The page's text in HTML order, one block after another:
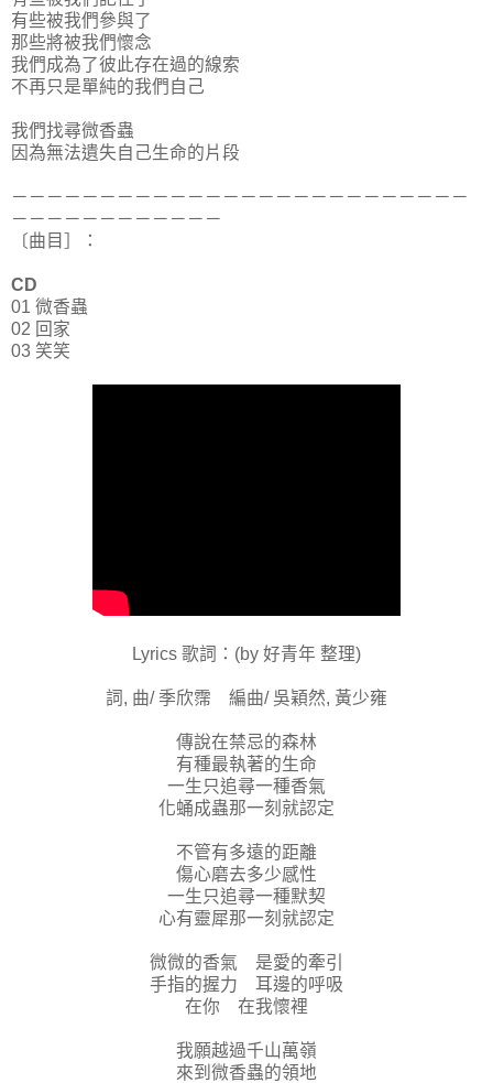
有些被我們參與了
那些將被我們懷念
我們成為了彼此存在過的線索
不再只是單純的我們自己
我們找尋微香蟲
因為無法遺失自己生命的片段
－－－－－－－－－－－－－－－－－－－－－－－－－－
－－－－－－－－－－－－
〔曲目］：
CD
01 微香蟲
02 回家
03 笑笑
Lyrics 歌詞：(by 好青年 整理)
詞, 曲/ 季欣霈 編曲/ 吳穎然, 黃少雍
傳說在禁忌的森林
有種最執著的生命
一生只追尋一種香氣
化蛹成蟲那一刻就認定
不管有多遠的距離
傷心磨去多少感性
一生只追尋一種默契
心有靈犀那一刻就認定
微微的香氣 是愛的牽引
手指的握力 耳邊的呼吸
在你 在我懷裡
我願越過千山萬嶺
來到微香蟲的領地